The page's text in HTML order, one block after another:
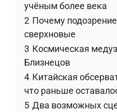
учёным более века
2 Почему
сверхновые
3 Космическая
Близнецов
4 Китайская
что раньше
5 Два возможных